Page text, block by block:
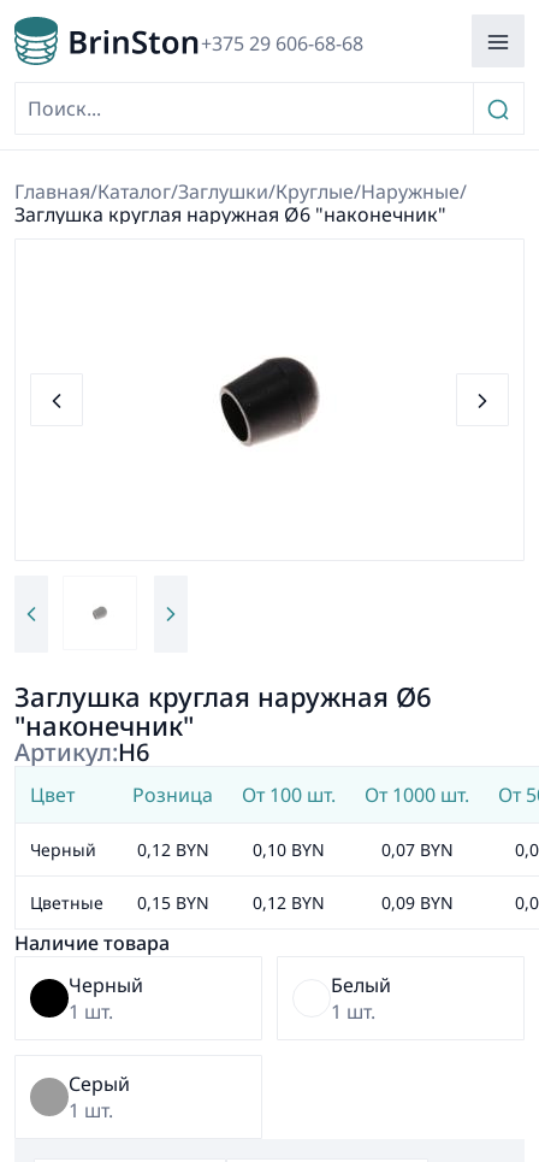
+375 29 606-68-68
Главная/Каталог/Заглушки/Круглые/Наружные/
Заглушка круглая наружная Ø6 "наконечник"
Заглушка круглая наружная Ø6
"наконечник"
Артикул:Н6
Цвет Розница От 100 шт. От 1000 шт. От
Черный 0,12 BYN 0,10 BYN 0,07 BYN
Цветные 0,15 BYN 0,12 BYN 0,09 BYN
Наличие товара
Черный
1 шт.
Белый
1 шт.
Серый
1 шт.